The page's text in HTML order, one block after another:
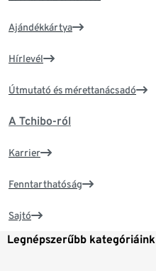
Ajándékkártya
Hírlevél
Útmutató és mérettanácsadó
A Tchibo-ról
Karrier
Fenntarthatóság
Sajtó
Legnépszerűbb kategóriáink